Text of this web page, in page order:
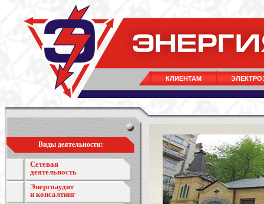
КЛИЕНТАМ
Виды деятельности:
Сетевая
деятельность
Энергоаудит
и консалтинг